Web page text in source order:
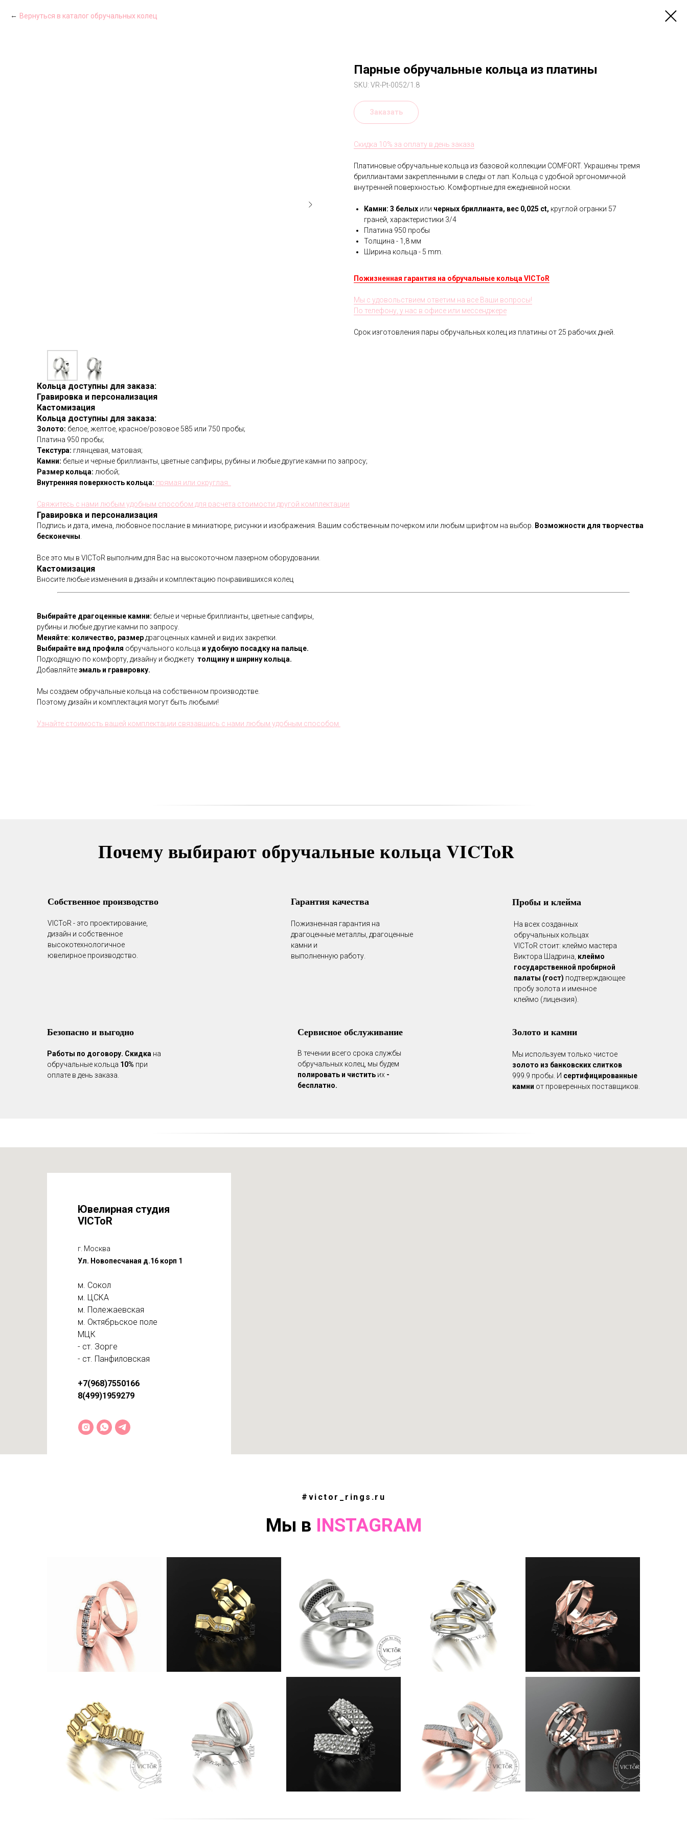
Вернуться в каталог обручальных колец
Парные обручальные кольца из платины
SKU: VR-Pt-0052/1.8
Заказать
Скидка 10% за оплату в день заказа
Платиновые обручальные кольца из базовой коллекции COMFORT. Украшены тремя
бриллиантами закрепленными в следы от лап. Кольца с удобной эргономичной
внутренней поверхностью. Комфортные для ежедневной носки.
Камни: 3 белых или черных бриллианта, вес 0,025 ct, круглой огранки 57
граней, характеристики 3/4
Платина 950 пробы
Толщина - 1,8 мм
Ширина кольца - 5 mm.
Пожизненная гарантия на обручальные кольца VICToR
Мы с удовольствием ответим на все Ваши вопросы!
По телефону, у нас в офисе или мессенджере
Срок изготовления пары обручальных колец из платины от 25 рабочих дней.
Кольца доступны для заказа:
Гравировка и персонализация
Кастомизация
Кольца доступны для заказа:
Золото: белое, желтое, красное/розовое 585 или 750 пробы;
Платина 950 пробы;
Текстура: глянцевая, матовая;
Камни: белые и черные бриллианты, цветные сапфиры, рубины и любые другие камни по запросу;
Размер кольца: любой;
Внутренняя поверхность кольца: прямая или округлая.
Свяжитесь с нами любым удобным способом для расчета стоимости другой комплектации
Гравировка и персонализация
Подпись и дата, имена, любовное послание в миниатюре, рисунки и изображения. Вашим собственным почерком или любым шрифтом на выбор.
Возможности для творчества
бесконечны
Все это мы в VICToR выполним для Вас на высокоточном лазерном оборудовании.
Кастомизация
Вносите любые изменения в дизайн и комплектацию понравившихся колец
Выбирайте драгоценные камни: белые и черные бриллианты, цветные сапфиры,
рубины и любые другие камни по запросу.
Меняйте: количество, размер драгоценных камней и вид их закрепки.
Выбирайте вид профиля обручального кольца и удобную посадку на пальце.
Подходящую по комфорту, дизайну и бюджету толщину и ширину кольца.
Добавляйтеэмаль и гравировку.
Мы создаем обручальные кольца на собственном производстве.
Поэтому дизайн и комплектация могут быть любыми!
Узнайте стоимость вашей комплектации связавшись с нами любым удобным способом
VICToR - это проектирование,
дизайн и собственное
высокотехнологичное
ювелирное производство.
Работы по договору. Скидка на
обручальные кольца 10% при
оплате в день заказа.
Мы используем только чистое
золото из банковских слитков
999.9 пробы. И сертифицированные
камни от проверенных поставщиков.
Собственное производство
Безопасно и выгодно Золото и камни
Гарантия качества
Пожизненная гарантия на
драгоценные металлы, драгоценные
камни и
выполненную работу.
Сервисное обслуживание
В течении всего срока службы
обручальных колец, мы будем
полировать и чистить их -
бесплатно.
Пробы и клейма
На всех созданных
обручальных кольцах
VICToR стоит: клеймо мастера
Виктора Шадрина, клеймо
государственной пробирной
палаты (гост) подтверждающее
пробу золота и именное
клеймо (лицензия).
Почему выбирают обручальные кольца VICToR
полировать и чистить их - бесплатно.
Ювелирная студия
VICToR
г. Москва
Ул. Новопесчаная д.16 корп 1
м. Сокол
м. ЦСКА
м. Полежаевская
м. Октябрьское поле
МЦК
- ст. Зорге
- ст. Панфиловская
+7(968)7550166
8(499)1959279
#victor_rings.ru
Мы в INSTAGRAM